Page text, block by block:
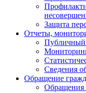
Защита
Отчеты,
Публичный
Сведения
Обращение
Обращения